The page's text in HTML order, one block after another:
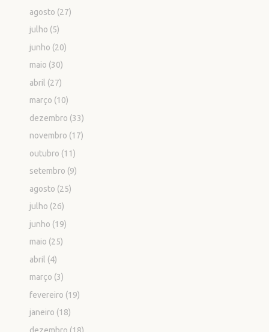
agosto (27)
julho (5)
junho (20)
maio (30)
abril (27)
março (10)
dezembro (33)
novembro (17)
outubro (11)
setembro (9)
agosto (25)
julho (26)
junho (19)
maio (25)
abril (4)
março (3)
fevereiro (19)
janeiro (18)